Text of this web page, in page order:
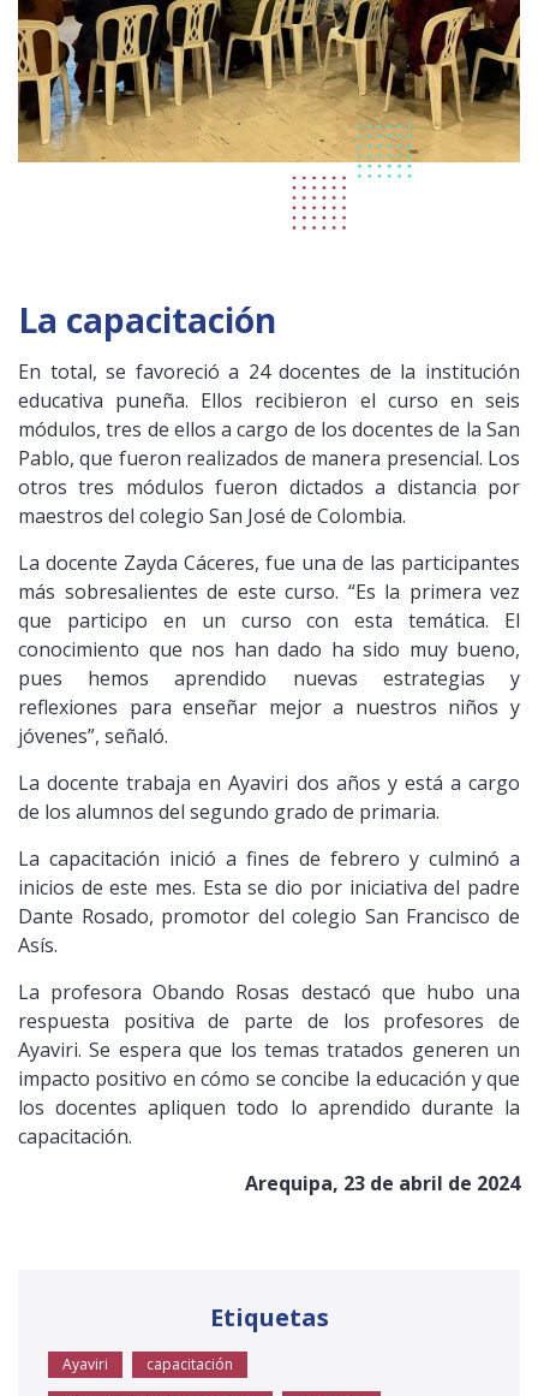
La capacitación
En total, se favoreció a 24 docentes de la institución
educativa puneña. Ellos recibieron el curso en seis
módulos, tres de ellos a cargo de los docentes de la San
Pablo, que fueron realizados de manera presencial. Los
otros tres módulos fueron dictados a distancia por
maestros del colegio San José de Colombia.
La docente Zayda Cáceres, fue una de las participantes
más sobresalientes de este curso. “Es la primera vez
que participo en un curso con esta temática. El
conocimiento que nos han dado ha sido muy bueno,
pues hemos aprendido nuevas estrategias y
reflexiones para enseñar mejor a nuestros niños y
jóvenes”, señaló.
La docente trabaja en Ayaviri dos años y está a cargo
de los alumnos del segundo grado de primaria.
La capacitación inició a fines de febrero y culminó a
inicios de este mes. Esta se dio por iniciativa del padre
Dante Rosado, promotor del colegio San Francisco de
Asís.
La profesora Obando Rosas destacó que hubo una
respuesta positiva de parte de los profesores de
Ayaviri. Se espera que los temas tratados generen un
impacto positivo en cómo se concibe la educación y que
los docentes apliquen todo lo aprendido durante la
capacitación.
Arequipa, 23 de abril de 2024
Etiquetas
Ayaviri
capacitación